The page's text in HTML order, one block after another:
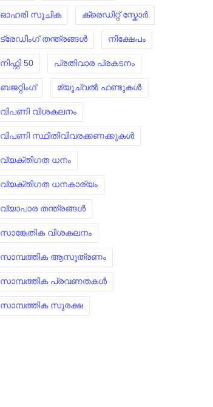
ഓഹരി സൂചിക ക്രെഡിറ്റ് സ്കോർ
ട്രേഡിംഗ് തന്ത്രങ്ങൾ നിക്ഷേപം
നിഫ്റ്റി 50 പ്രതിവാര പ്രകടനം
ബജറ്റിംഗ് മ്യൂച്വൽ ഫണ്ടുകൾ
വിപണി വിശകലനം
വിപണി സ്ഥിതിവിവരക്കണക്കുകൾ
വ്യക്തിഗത ധനം
വ്യക്തിഗത ധനകാര്യം
വ്യാപാര തന്ത്രങ്ങൾ
സാങ്കേതിക വിശകലനം
സാമ്പത്തിക ആസൂത്രണം
സാമ്പത്തിക പ്രവണതകൾ
സാമ്പത്തിക സുരക്ഷ